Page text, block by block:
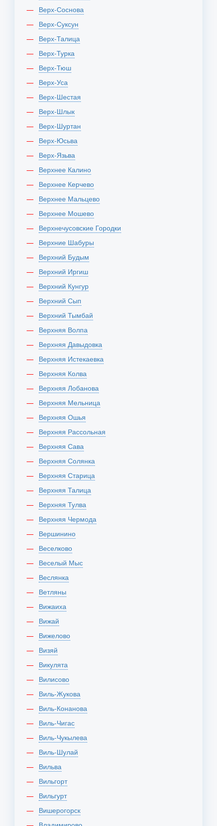
Верх-Соснова
Верх-Суксун
Верх-Талица
Верх-Турка
Верх-Тюш
Верх-Уса
Верх-Шестая
Верх-Шлык
Верх-Шуртан
Верх-Юсьва
Верх-Язьва
Верхнее Калино
Верхнее Керчево
Верхнее Мальцево
Верхнее Мошево
Верхнечусовские Городки
Верхние Шабуры
Верхний Будым
Верхний Иргиш
Верхний Кунгур
Верхний Сып
Верхний Тымбай
Верхняя Волпа
Верхняя Давыдовка
Верхняя Истекаевка
Верхняя Колва
Верхняя Лобанова
Верхняя Мельница
Верхняя Ошья
Верхняя Рассольная
Верхняя Сава
Верхняя Солянка
Верхняя Старица
Верхняя Талица
Верхняя Тулва
Верхняя Чермода
Вершинино
Веселково
Веселый Мыс
Веслянка
Ветляны
Вижаиха
Вижай
Вижелово
Визяй
Викулята
Вилисово
Виль-Жукова
Виль-Конанова
Виль-Чигас
Виль-Чукылева
Виль-Шулай
Вильва
Вильгорт
Вильгурт
Вишерогорск